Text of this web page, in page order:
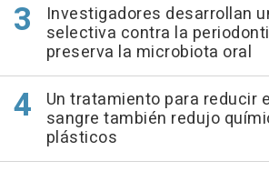
Investigadores desarrollan
selectiva contra la
preserva la microbiota oral
Un tratamiento para reducir
sangre también redujo
plásticos